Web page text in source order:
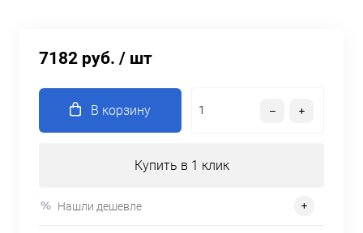
7182 руб. / шт
В корзину
Купить в 1 клик
Нашли дешевле